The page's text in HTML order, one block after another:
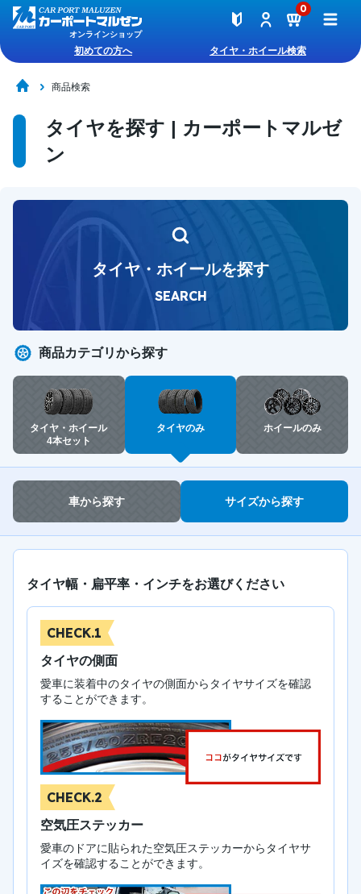
オンラインショップ
0
初めての方へ タイヤ・ホイール検索
商品検索
タイヤを探す | カーポートマルゼ
ン
タイヤ・ホイールを探す
SEARCH
商品カテゴリから探す
タイヤ・ホイール
4本セット
タイヤのみ ホイールのみ
車から探す サイズから探す
タイヤ幅・扁平率・インチをお選びください
CHECK.1
タイヤの側面
愛車に装着中のタイヤの側面からタイヤサイズを確認
することができます。
CHECK.2
空気圧ステッカー
愛車のドアに貼られた空気圧ステッカーからタイヤサ
イズを確認することができます。